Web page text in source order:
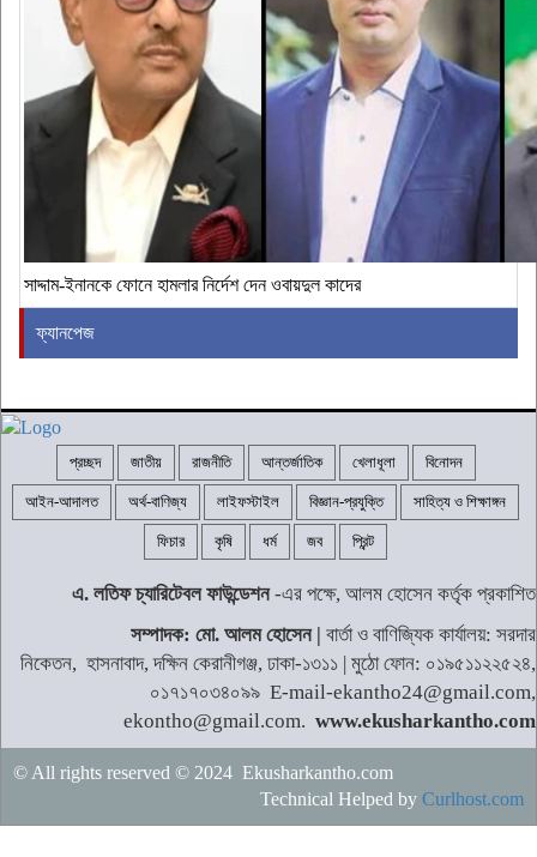
সাদ্দাম-ইনানকে ফোনে হামলার নির্দেশ দেন ওবায়দুল কাদের
ফ্যানপেজ
প্রচ্ছদ জাতীয় রাজনীতি আন্তর্জাতিক খেলাধূলা বিনোদন
আইন-আদালত অর্থ-বাণিজ্য লাইফস্টাইল বিজ্ঞান-প্রযুক্তি সাহিত্য ও শিক্ষাঙ্গন
ফিচার কৃষি ধর্ম জব প্রিন্ট
এ. লতিফ চ্যারিটেবল ফাউন্ডেশন-এর পক্ষে, আলম হোসেন কর্তৃক প্রকাশিত
সম্পাদক: মো. আলম হোসেন | বার্তা ও বাণিজ্যিক কার্যালয়: সরদার
নিকেতন, হাসনাবাদ, দক্ষিন কেরানীগঞ্জ, ঢাকা-১৩১১ | মুঠো ফোন: ০১৯৫১১২২৫২৪,
০১৭১৭০৩৪০৯৯ E-mail-ekantho24@gmail.com,
ekontho@gmail.com. www.ekusharkantho.com
© All rights reserved © 2024 Ekusharkantho.com
Technical Helped by Curlhost.com